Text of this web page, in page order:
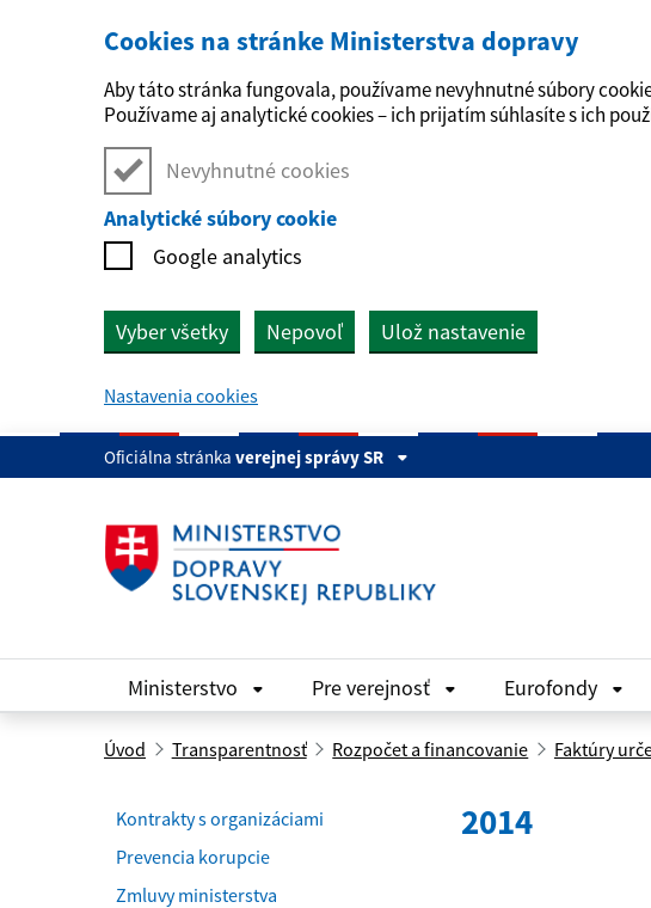
Preskočiť na hlavný obsah
Cookies na stránke Ministerstva dopravy
Aby táto stránka fungovala, používame nevyhnutné súbory
Používame aj analytické cookies – ich prijatím súhlasíte s ich
Nevyhnutné cookies
Analytické súbory cookie
Google analytics
Vyber všetky Nepovoľ Ulož nastavenie
Nastavenia cookies
Oficiálna stránka verejnej správy SR
Ministerstvo Pre verejnosť Eurofondy
Úvod Transparentnosť Rozpočet a financovanie Faktúry
Kontrakty s organizáciami
Prevencia korupcie
Zmluvy ministerstva
2014